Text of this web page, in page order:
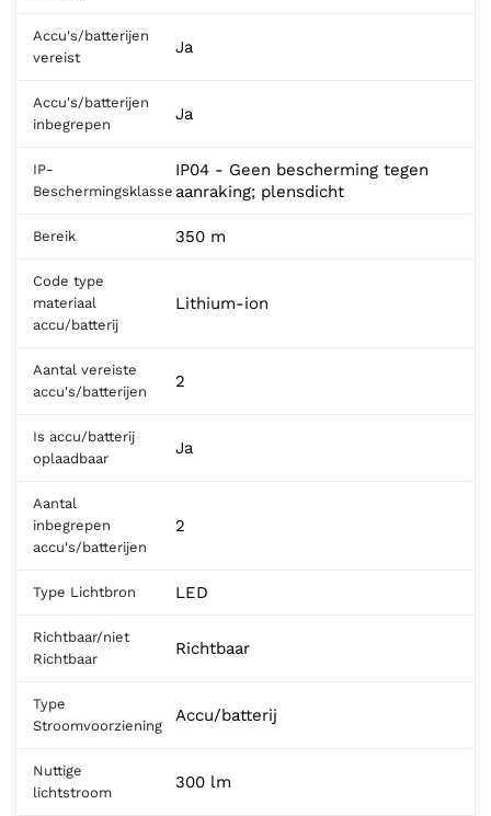
Accu's/batterijen
vereist
Ja
Accu's/batterijen
inbegrepen
Ja
IP-
Beschermingsklasse
IP04 - Geen bescherming tegen
aanraking; plensdicht
Bereik 350 m
Code type
materiaal
accu/batterij
Lithium-ion
Aantal vereiste
accu's/batterijen
2
Is accu/batterij
oplaadbaar
Ja
Aantal
inbegrepen
accu's/batterijen
2
Type Lichtbron LED
Richtbaar/niet
Richtbaar
Richtbaar
Type
Stroomvoorziening
Accu/batterij
Nuttige
lichtstroom
300 lm